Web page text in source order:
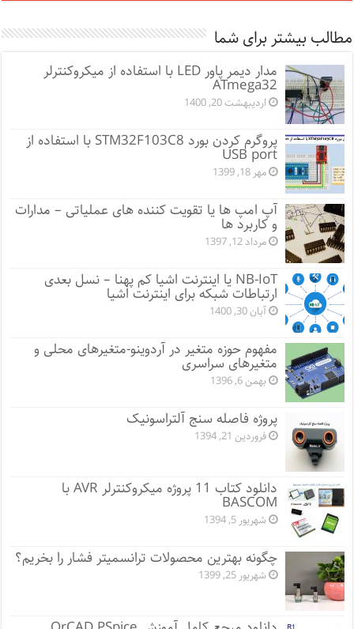
مطالب بیشتر برای شما
مدار دیمر پاور LED با استفاده از میکروکنترلر
ATmega32
اردیبهشت 20, 1400
پروگرم کردن بورد STM32F103C8 با استفاده از
USB port
مهر 18, 1399
آپ امپ ها یا تقویت کننده های عملیاتی – مدارات
و کاربرد ها
مرداد 12, 1397
NB-IoT یا اینترنت اشیا کم پهنا – نسل بعدی
ارتباطات شبکه برای اینترنت اشیا
آبان 30, 1400
مفهوم حوزه متغیر در آردوینو-متغیرهای محلی و
متغیرهای سراسری
بهمن 6, 1396
پروژه فاصله سنج آلتراسونیک
فروردین 21, 1394
دانلود کتاب 11 پروژه میکروکنترلر AVR با
BASCOM
شهریور 5, 1394
چگونه بهترین محصولات ترانسمیتر فشار را بخریم؟
شهریور 25, 1399